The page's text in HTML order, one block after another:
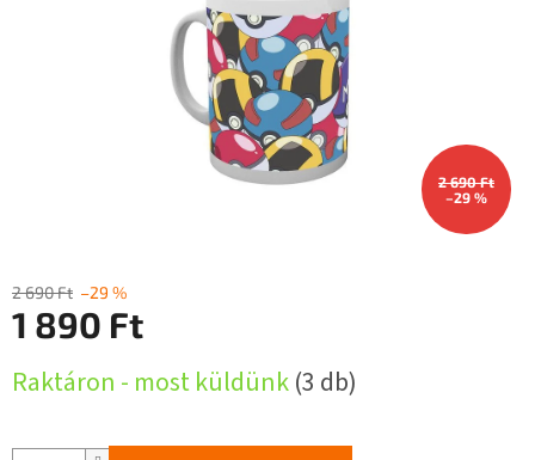
2 690 Ft
–29 %
2 690 Ft –29 %
1 890 Ft
Raktáron - most küldünk(3 db)